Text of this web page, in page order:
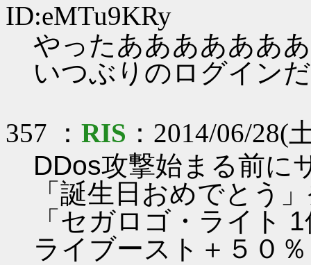
ID:eMTu9KRy
やったああああああ
いつぶりのログイン
357 ： RIS ：2014/06/28(
DDos攻撃始まる前に
「誕生日おめでとう
「セガロゴ・ライト
ライブースト＋５０